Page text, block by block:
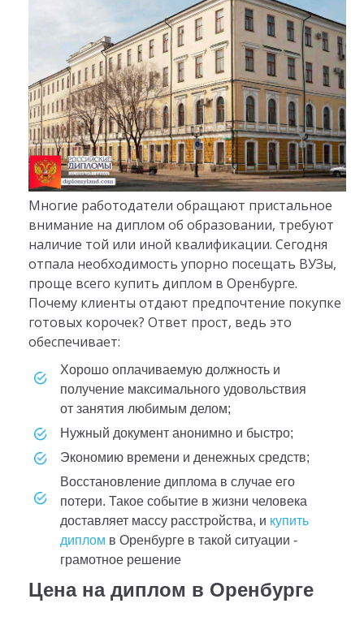
Многие работодатели обращают пристальное
внимание на диплом об образовании, требуют
наличие той или иной квалификации. Сегодня
отпала необходимость упорно посещать ВУЗы,
проще всего купить диплом в Оренбурге.
Почему клиенты отдают предпочтение покупке
готовых корочек? Ответ прост, ведь это
обеспечивает:
хорошо оплачиваемую должность и
получение максимального удовольствия
от занятия любимым делом;
нужный документ анонимно и быстро;
экономию времени и денежных средств;
восстановление диплома в случае его
потери. Такое событие в жизни человека
доставляет массу расстройства, и купить
диплом в Оренбурге в такой ситуации -
грамотное решение
Цена на диплом в Оренбурге